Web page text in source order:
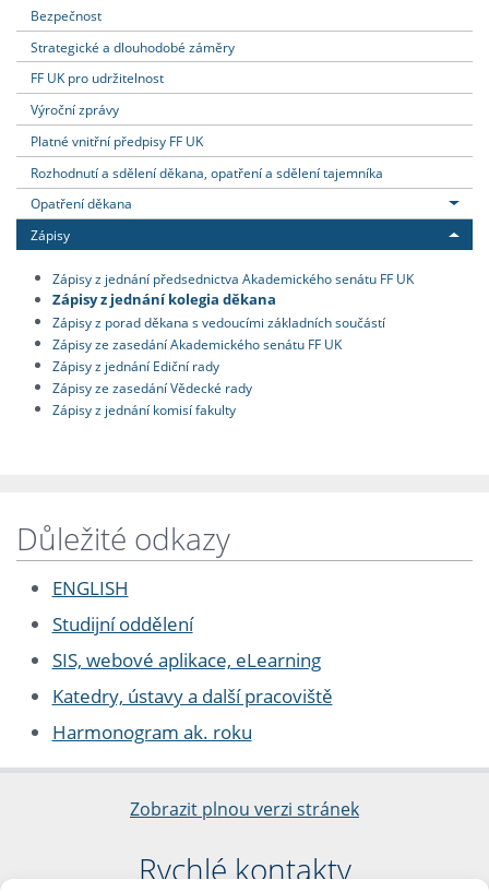
Bezpečnost
Strategické a dlouhodobé záměry
FF UK pro udržitelnost
Výroční zprávy
Platné vnitřní předpisy FF UK
Rozhodnutí a sdělení děkana, opatření a sdělení tajemníka
Opatření děkana
Zápisy
Zápisy z jednání předsednictva Akademického senátu FF UK
Zápisy z jednání kolegia děkana
Zápisy z porad děkana s vedoucími základních součástí
Zápisy ze zasedání Akademického senátu FF UK
Zápisy z jednání Ediční rady
Zápisy ze zasedání Vědecké rady
Zápisy z jednání komisí fakulty
Důležité odkazy
ENGLISH
Studijní oddělení
SIS, webové aplikace, eLearning
Katedry, ústavy a další pracoviště
Harmonogram ak. roku
Zobrazit plnou verzi stránek
Rychlé kontakty